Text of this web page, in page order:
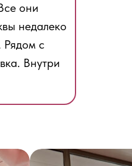
они
недалеко
Рядом с
Внутри